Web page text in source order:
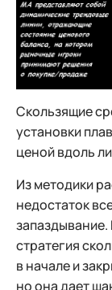
Скользящие
установки
ценой вдоль
Из методики
недостаток
стратегия
в начале и
но она дает